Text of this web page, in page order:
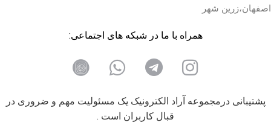
اصفهان،زرین شهر
همراه با ما در شبکه های اجتماعی:
پشتیبانی درمجموعه آراد الکترونیک یک مسئولیت مهم و ضروری در
قبال کاربران است .